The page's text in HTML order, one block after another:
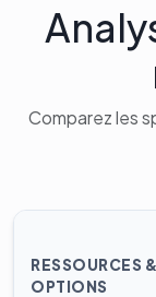
Comparez les
RESSOURCES &
OPTIONS